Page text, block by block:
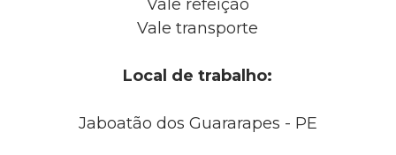
Vale refeição
Vale transporte
Local de trabalho:
Jaboatão dos Guararapes - PE